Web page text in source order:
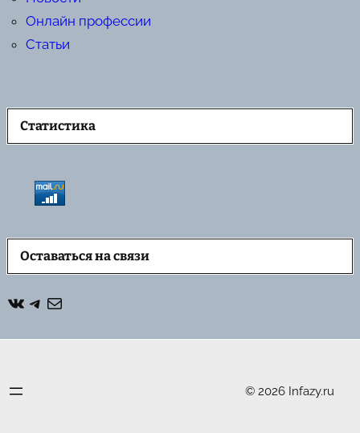
Онлайн профессии
Статьи
Статистика
Оставаться на связи
ВКонтакте Telegram Почта
© 2026 Infazy.ru